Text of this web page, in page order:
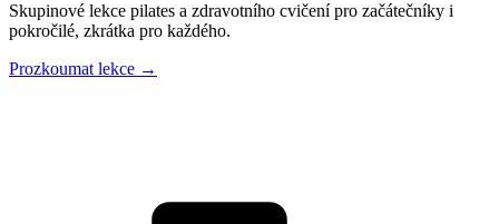
Skupinové lekce pilates a zdravotního cvičení pro začátečníky i
pokročilé, zkrátka pro každého.
Prozkoumat lekce →